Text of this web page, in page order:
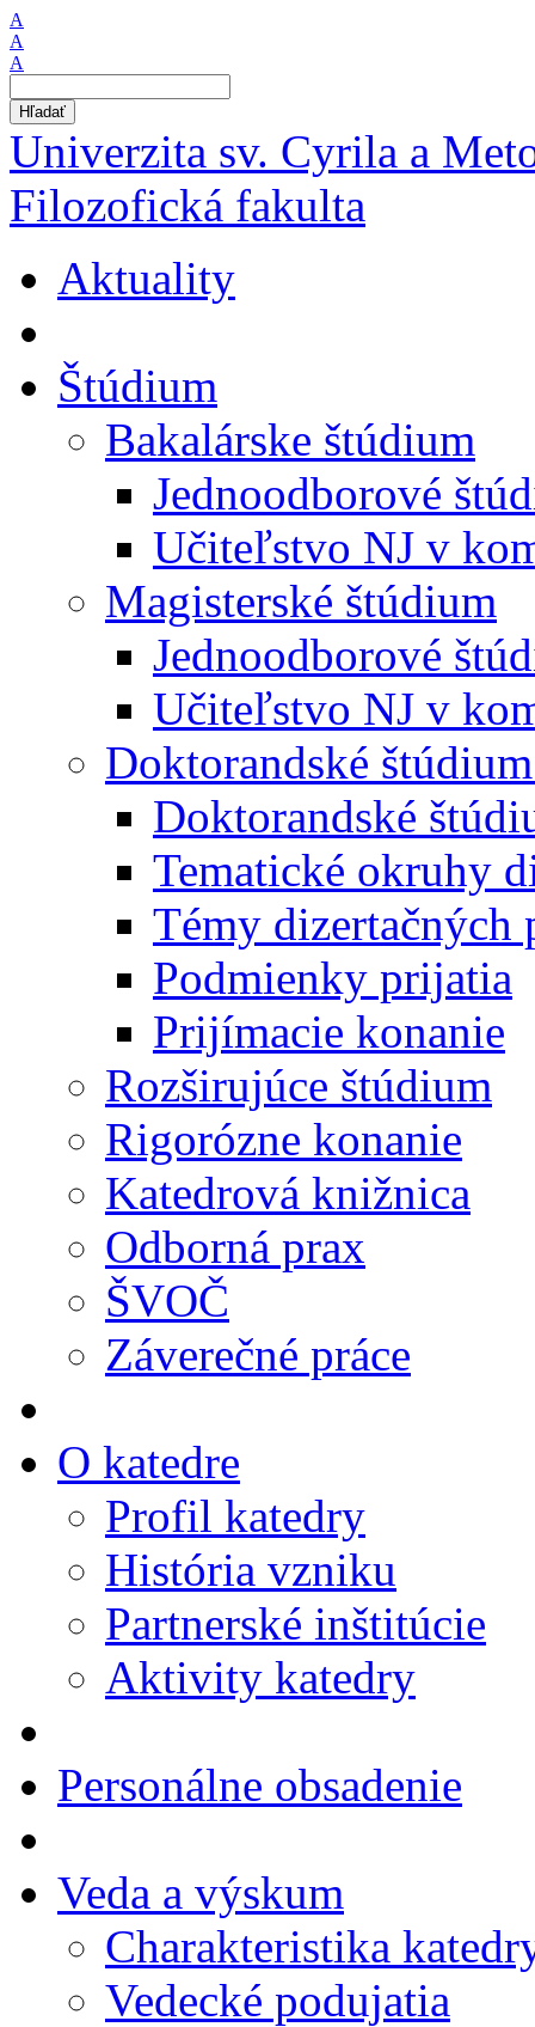
A
A
A
Hľadať
Univerzita sv. Cyrila a
Filozofická fakulta
Aktuality
Štúdium
Bakalárske štúdium
Jednoodborové
Učiteľstvo NJ v
Magisterské štúdium
Jednoodborové
Učiteľstvo NJ v
Doktorandské
Doktorandské
Tematické okruhy
Témy dizertačných
Podmienky prijatia
Prijímacie konanie
Rozširujúce štúdium
Rigorózne konanie
Katedrová knižnica
Odborná prax
ŠVOČ
Záverečné práce
O katedre
Profil katedry
História vzniku
Partnerské inštitúcie
Aktivity katedry
Personálne obsadenie
Veda a výskum
Charakteristika
Vedecké podujatia